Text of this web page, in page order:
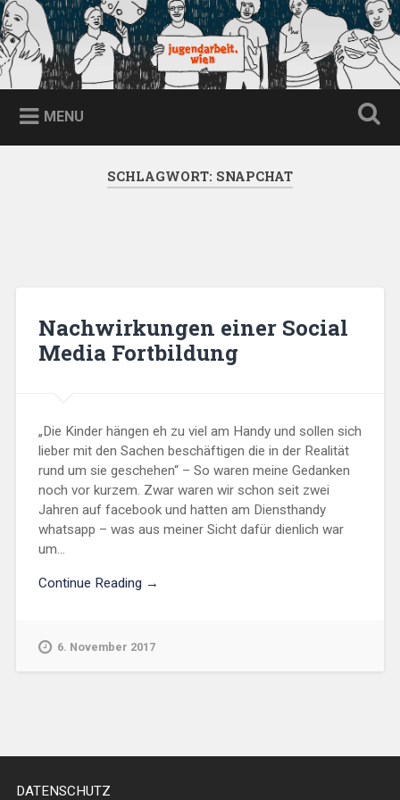
Skip
to
content
Search
jugendarbeit.wien
MENU
SCHLAGWORT: SNAPCHAT
Nachwirkungen einer Social
Media Fortbildung
„Die Kinder hängen eh zu viel am Handy und sollen sich
lieber mit den Sachen beschäftigen die in der Realität
rund um sie geschehen“ – So waren meine Gedanken
noch vor kurzem. Zwar waren wir schon seit zwei
Jahren auf facebook und hatten am Diensthandy
whatsapp – was aus meiner Sicht dafür dienlich war
um...
Continue Reading →
6. November 2017
DATENSCHUTZ